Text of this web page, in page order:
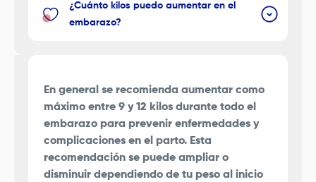
¿Cuánto kilos puedo aumentar en el
embarazo?
En general se recomienda aumentar como
máximo entre 9 y 12 kilos durante todo el
embarazo para prevenir enfermedades y
complicaciones en el parto. Esta
recomendación se puede ampliar o
disminuir dependiendo de tu peso al inicio